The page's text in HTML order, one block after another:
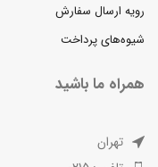
رویه ارسال سفارش
شیوه‌های پرداخت
همراه ما باشید
تهران